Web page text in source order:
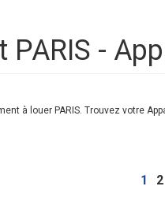
PARIS -
à louer PARIS. Trouvez votre
1 2